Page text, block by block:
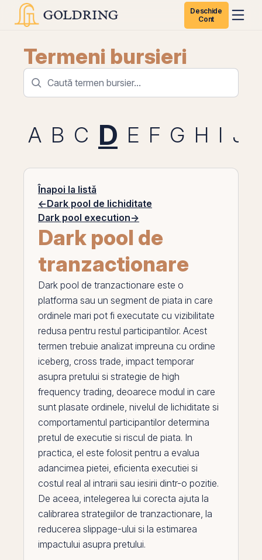
Deschide
Cont
Termeni bursieri
A B C D E F G H I J
Înapoi la listă
←Dark pool de lichiditate
Dark pool execution→
Dark pool de
tranzactionare
Dark pool de tranzactionare este o
platforma sau un segment de piata in care
ordinele mari pot fi executate cu vizibilitate
redusa pentru restul participantilor. Acest
termen trebuie analizat impreuna cu ordine
iceberg, cross trade, impact temporar
asupra pretului si strategie de high
frequency trading, deoarece modul in care
sunt plasate ordinele, nivelul de lichiditate si
comportamentul participantilor determina
pretul de executie si riscul de piata. In
practica, el este folosit pentru a evalua
adancimea pietei, eficienta executiei si
costul real al intrarii sau iesirii dintr-o pozitie.
De aceea, intelegerea lui corecta ajuta la
calibrarea strategiilor de tranzactionare, la
reducerea slippage-ului si la estimarea
impactului asupra pretului.